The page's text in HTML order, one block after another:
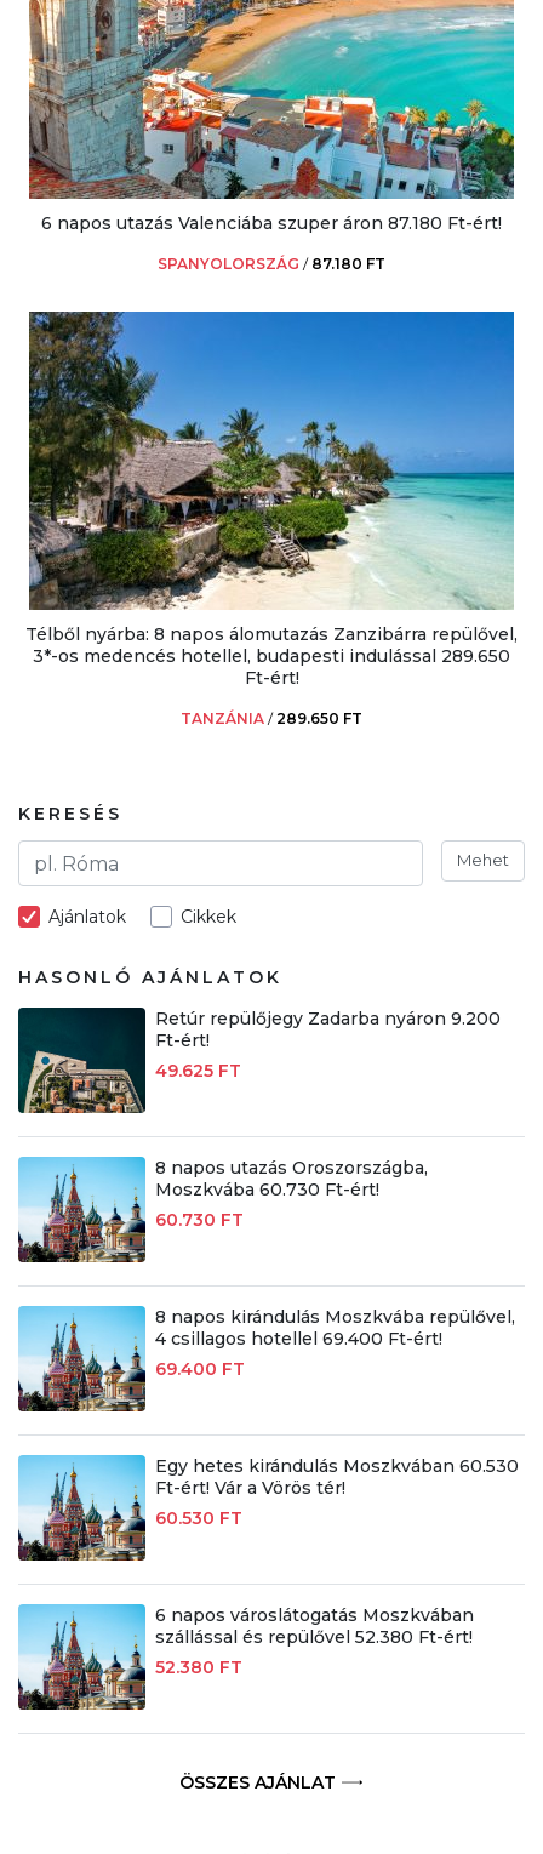
6 napos utazás Valenciába szuper áron 87.180 Ft-ért!
SPANYOLORSZÁG / 87.180 FT
Télből nyárba: 8 napos álomutazás Zanzibárra repülővel,
3*-os medencés hotellel, budapesti indulással 289.650
Ft-ért!
TANZÁNIA /289.650 FT
KERESÉS
Mehet
Ajánlatok Cikkek
HASONLÓ AJÁNLATOK
Retúr repülőjegy Zadarba nyáron 9.200
Ft-ért!
49.625 FT
8 napos utazás Oroszországba,
Moszkvába 60.730 Ft-ért!
60.730 FT
8 napos kirándulás Moszkvába repülővel,
4 csillagos hotellel 69.400 Ft-ért!
69.400 FT
Egy hetes kirándulás Moszkvában 60.530
Ft-ért! Vár a Vörös tér!
60.530 FT
6 napos városlátogatás Moszkvában
szállással és repülővel 52.380 Ft-ért!
52.380 FT
ÖSSZES AJÁNLAT